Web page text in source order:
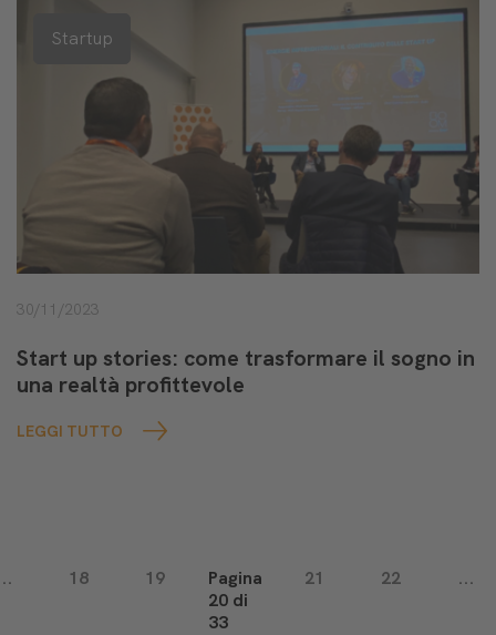
Startup
30/11/2023
Start up stories: come trasformare il sogno in
una realtà profittevole
LEGGI TUTTO
18 19
Pagina
20 di
33
21 22 ...